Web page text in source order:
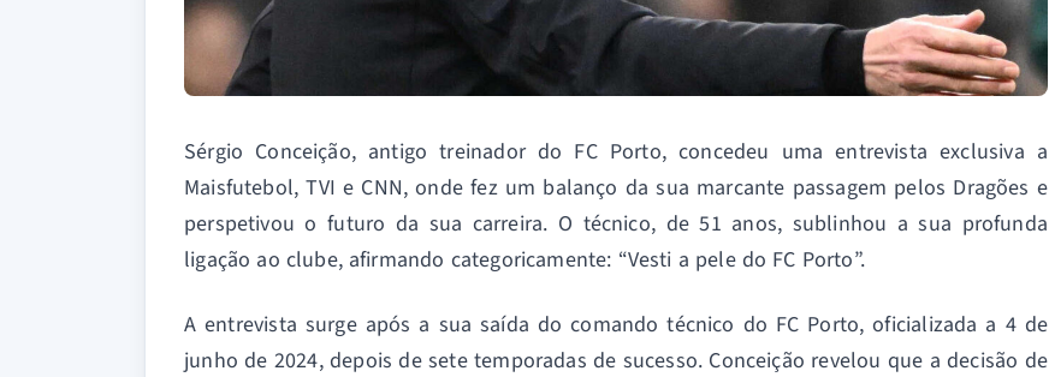
Sérgio Conceição, antigo treinador do FC Porto, concedeu uma entrevista exclusiva a
Maisfutebol, TVI e CNN, onde fez um balanço da sua marcante passagem pelos Dragões e
perspetivou o futuro da sua carreira. O técnico, de 51 anos, sublinhou a sua profunda
ligação ao clube, afirmando categoricamente: “Vesti a pele do FC Porto”.
A entrevista surge após a sua saída do comando técnico do FC Porto, oficializada a 4 de
junho de 2024, depois de sete temporadas de sucesso. Conceição revelou que a decisão de